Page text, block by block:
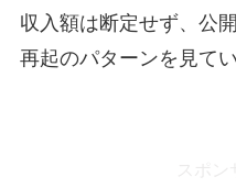
収入額は断定せず、公
再起のパターンを見て